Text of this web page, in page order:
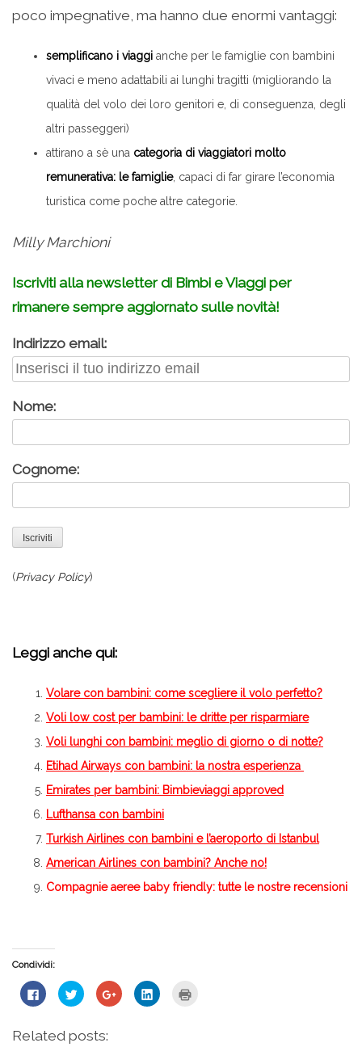
poco impegnative, ma hanno due enormi vantaggi:
semplificano i viaggi anche per le famiglie con bambini
vivaci e meno adattabili ai lunghi tragitti (migliorando la
qualità del volo dei loro genitori e, di conseguenza, degli
altri passeggeri)
attirano a sè una categoria di viaggiatori molto
remunerativa: le famiglie, capaci di far girare l’economia
turistica come poche altre categorie.
Milly Marchioni
Iscriviti alla newsletter di Bimbi e Viaggi per
rimanere sempre aggiornato sulle novità!
Indirizzo email:
Nome:
Cognome:
(Privacy Policy)
Leggi anche qui:
Volare con bambini: come scegliere il volo perfetto?
Voli low cost per bambini: le dritte per risparmiare
Voli lunghi con bambini: meglio di giorno o di notte?
Etihad Airways con bambini: la nostra esperienza
Emirates per bambini: Bimbieviaggi approved
Lufthansa con bambini
Turkish Airlines con bambini e l’aeroporto di Istanbul
American Airlines con bambini? Anche no!
Compagnie aeree baby friendly: tutte le nostre recensioni
Condividi:
Fai
clic
su
Facebook
Fai
clic
condividere
su
Fai
clic
Fai
clic
Related posts: